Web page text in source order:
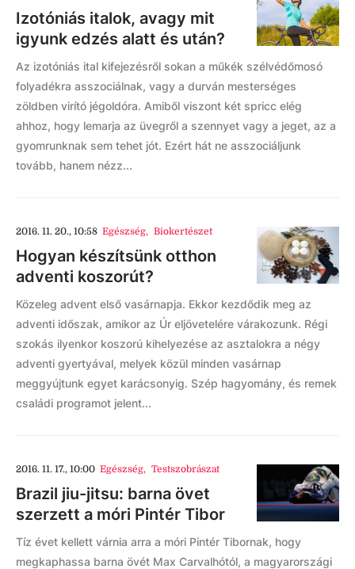
Izotóniás italok, avagy mit
igyunk edzés alatt és után?
Az izotóniás ital kifejezésről sokan a műkék szélvédőmosó
folyadékra asszociálnak, vagy a durván mesterséges
zöldben virító jégoldóra. Amiből viszont két spricc elég
ahhoz, hogy lemarja az üvegről a szennyet vagy a jeget, az a
gyomrunknak sem tehet jót. Ezért hát ne asszociáljunk
tovább, hanem nézz...
2016. 11. 20., 10:58 Egészség, Biokertészet
Hogyan készítsünk otthon
adventi koszorút?
Közeleg advent első vasárnapja. Ekkor kezdődik meg az
adventi időszak, amikor az Úr eljövetelére várakozunk. Régi
szokás ilyenkor koszorú kihelyezése az asztalokra a négy
adventi gyertyával, melyek közül minden vasárnap
meggyújtunk egyet karácsonyig. Szép hagyomány, és remek
családi programot jelent...
2016. 11. 17., 10:00 Egészség, Testszobrászat
Brazil jiu-jitsu: barna övet
szerzett a móri Pintér Tibor
Tíz évet kellett várnia arra a móri Pintér Tibornak, hogy
megkaphassa barna övét Max Carvalhótól, a magyarországi